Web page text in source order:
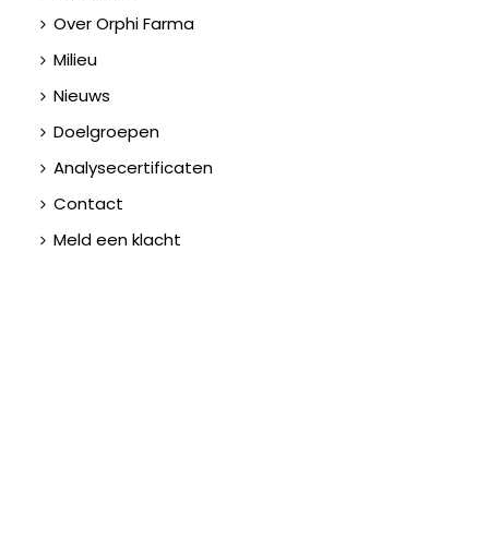
Over Orphi Farma
Milieu
Nieuws
Doelgroepen
Analysecertificaten
Contact
Meld een klacht